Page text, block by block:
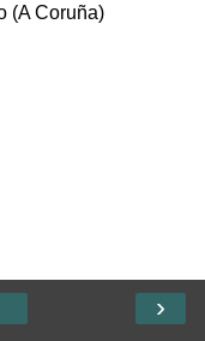
(A Coruña)
›